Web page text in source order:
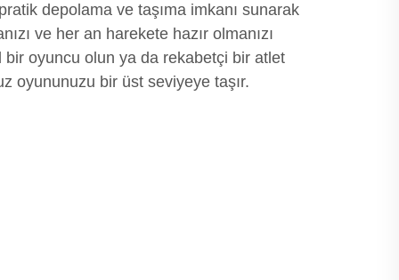
depolama ve taşıma imkanı sunarak
ve her an harekete hazır olmanızı
bir oyuncu olun ya da rekabetçi bir atlet
oyununuzu bir üst seviyeye taşır.